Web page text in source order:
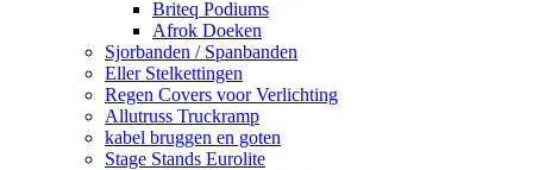
Briteq Podiums
Afrok Doeken
Sjorbanden / Spanbanden
Eller Stelkettingen
Regen Covers voor Verlichting
Allutruss Truckramp
kabel bruggen en goten
Stage Stands Eurolite